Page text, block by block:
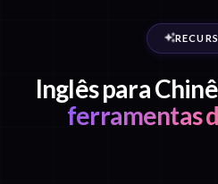
Inglês para
ferramentas